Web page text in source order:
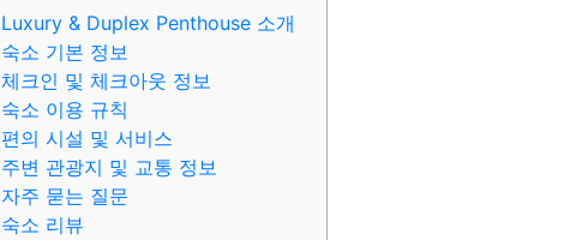
Luxury & Duplex Penthouse 소개
숙소 기본 정보
체크인 및 체크아웃 정보
숙소 이용 규칙
편의 시설 및 서비스
주변 관광지 및 교통 정보
자주 묻는 질문
숙소 리뷰